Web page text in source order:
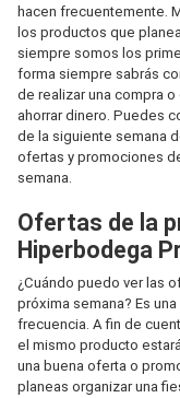
hacen frecuentemente.
los productos que
siempre somos los
forma siempre sabrás
de realizar una compra
ahorrar dinero. Puedes
de la siguiente semana
ofertas y promociones
semana.
Ofertas de la
Hiperbodega
¿Cuándo puedo ver las
próxima semana? Es
frecuencia. A fin de
el mismo producto
una buena oferta o
planeas organizar una